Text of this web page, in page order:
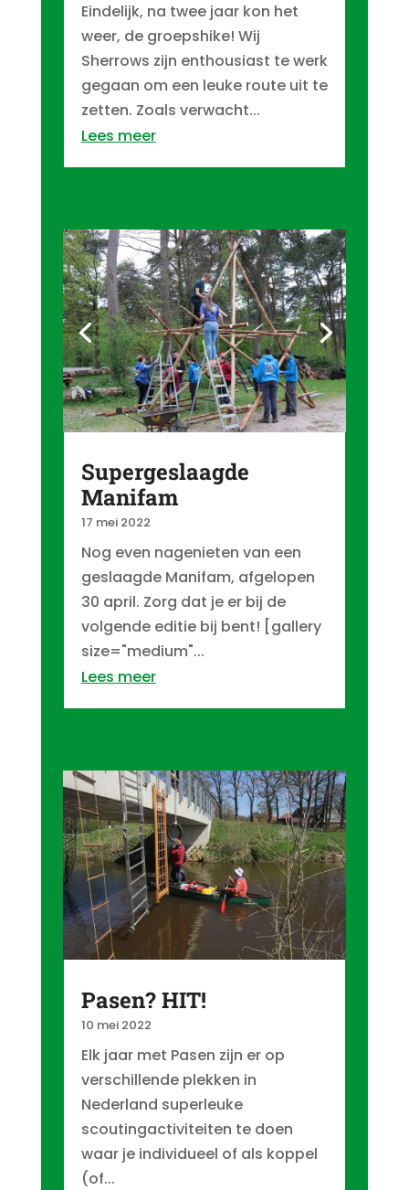
Eindelijk, na twee jaar kon het
weer, de groepshike! Wij
Sherrows zijn enthousiast te werk
gegaan om een leuke route uit te
zetten. Zoals verwacht...
Lees meer
Supergeslaagde
Manifam
17 mei 2022
Nog even nagenieten van een
geslaagde Manifam, afgelopen
30 april. Zorg dat je er bij de
volgende editie bij bent! [gallery
size="medium"...
Lees meer
Pasen? HIT!
10 mei 2022
Elk jaar met Pasen zijn er op
verschillende plekken in
Nederland superleuke
scoutingactiviteiten te doen
waar je individueel of als koppel
(of...